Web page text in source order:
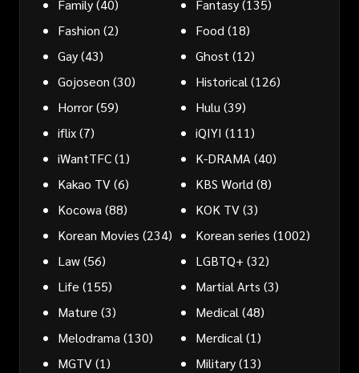
Family(40) Fantasy(135)
Fashion (2) Food(18)
Gay(43) Ghost(12)
Gojoseon (30) Historical(126)
Horror(59) Hulu(39)
iflix(7) iQIYI (111)
iWantTFC(1) K-DRAMA(40)
Kakao TV(6) KBS World(8)
Kocowa(88) KOK TV(3)
Korean Movies (234) Korean series (1002)
Law(56) LGBTQ+ (32)
Life (155) Martial Arts (3)
Mature (3) Medical(48)
Melodrama(130) Merdical(1)
MGTV(1) Military(13)